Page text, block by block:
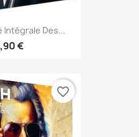
Intégrale Des...
€
favorite_border